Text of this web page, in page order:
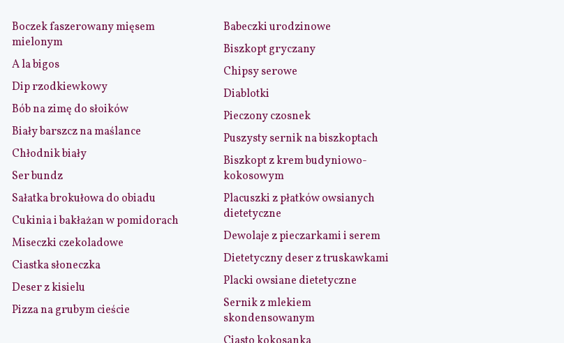
Boczek faszerowany mięsem
mielonym
A la bigos
Dip rzodkiewkowy
Bób na zimę do słoików
Biały barszcz na maślance
Chłodnik biały
Ser bundz
Sałatka brokułowa do obiadu
Cukinia i bakłażan w pomidorach
Miseczki czekoladowe
Ciastka słoneczka
Deser z kisielu
Pizza na grubym cieście
Babeczki urodzinowe
Biszkopt gryczany
Chipsy serowe
Diablotki
Pieczony czosnek
Puszysty sernik na biszkoptach
Biszkopt z krem budyniowo-
kokosowym
Placuszki z płatków owsianych
dietetyczne
Dewolaje z pieczarkami i serem
Dietetyczny deser z truskawkami
Placki owsiane dietetyczne
Sernik z mlekiem
skondensowanym